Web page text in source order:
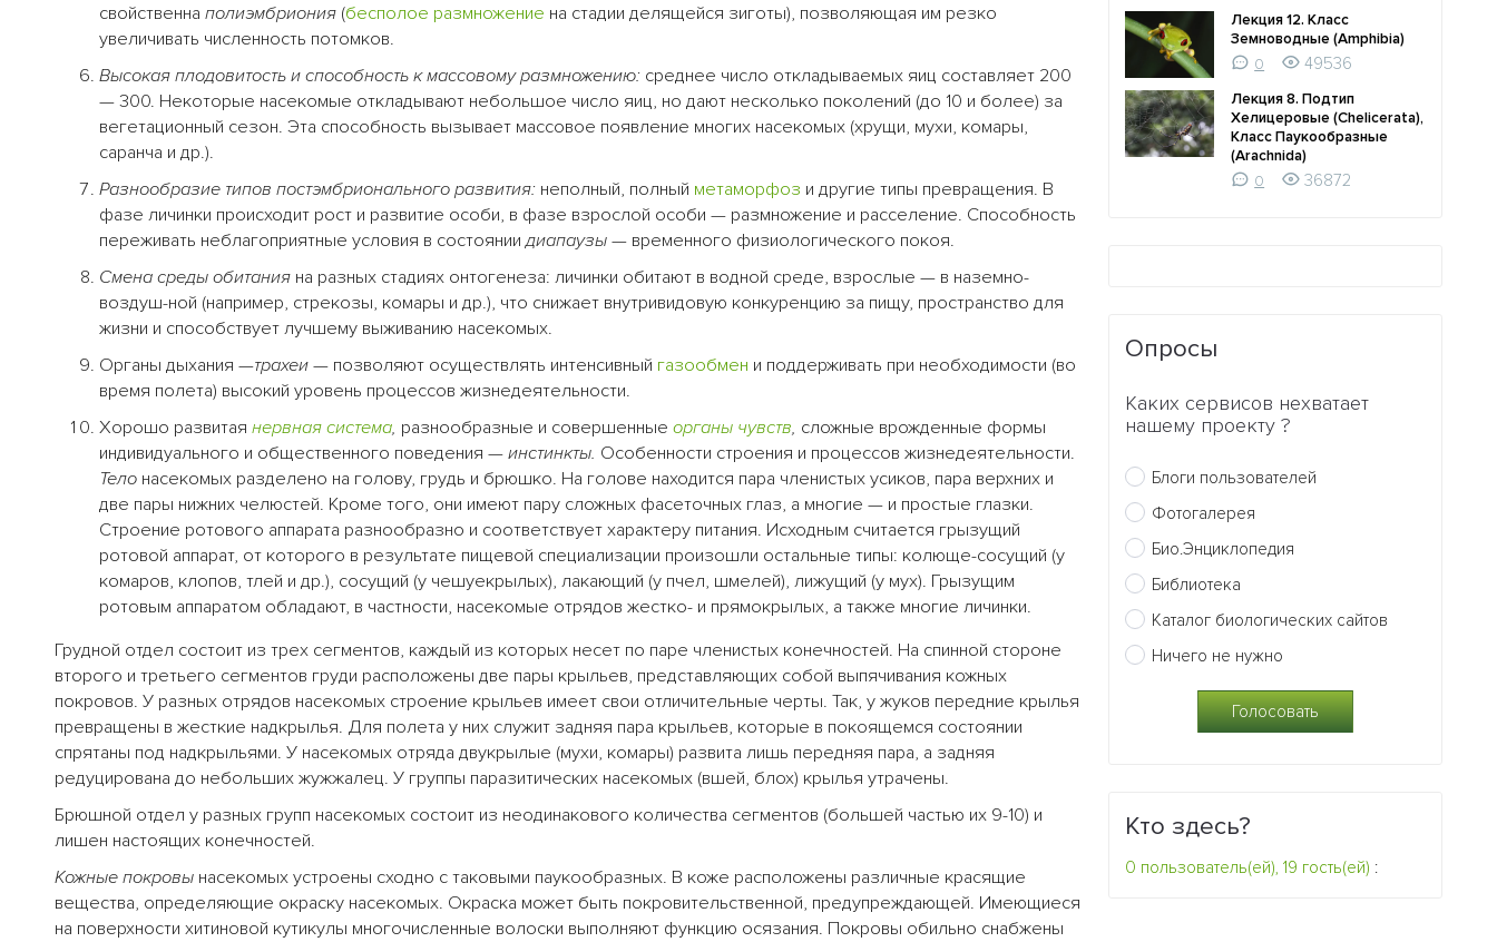
свойственна полиэмбриония (бесполое размножение на стадии делящейся зиготы), позволяющая им резко
увеличивать численность потомков.
Высокая плодовитость и способность к массовому размножению: среднее число откладываемых яиц составляет 200
— 300. Некоторые насекомые откладывают небольшое число яиц, но дают несколько поколений (до 10 и более) за
вегетационный сезон. Эта способность вызывает массовое появление многих насекомых (хрущи, мухи, комары,
саранча и др.).
Разнообразие типов постэмбрионального развития: неполный, полный метаморфоз и другие типы превращения. В
фазе личинки происходит рост и развитие особи, в фазе взрослой особи — размножение и расселение. Способность
переживать неблагоприятные условия в состояниидиапаузы — временного физиологического покоя.
Смена среды обитания на разных стадиях онтогенеза: личинки обитают в водной среде, взрослые — в наземно-
воздуш-ной (например, стрекозы, комары и др.), что снижает внутривидовую конкуренцию за пищу, пространство для
жизни и способствует лучшему выживанию насекомых.
Органы дыхания —трахеи — позволяют осуществлять интенсивный газообмен и поддерживать при необходимости (во
время полета) высокий уровень процессов жизнедеятельности.
Хорошо развитая нервная система, разнообразные и совершенные органы чувств, сложные врожденные формы
индивидуального и общественного поведения — инстинкты. Особенности строения и процессов жизнедеятельности.
Тело насекомых разделено на голову, грудь и брюшко. На голове находится пара членистых усиков, пара верхних и
две пары нижних челюстей. Кроме того, они имеют пару сложных фасеточных глаз, а многие — и простые глазки.
Строение ротового аппарата разнообразно и соответствует характеру питания. Исходным считается грызущий
ротовой аппарат, от которого в результате пищевой специализации произошли остальные типы: колюще-сосущий (у
комаров, клопов, тлей и др.), сосущий (у чешуекрылых), лакающий (у пчел, шмелей), лижущий (у мух). Грызущим
ротовым аппаратом обладают, в частности, насекомые отрядов жестко- и прямокрылых, а также многие личинки.
Грудной отдел состоит из трех сегментов, каждый из которых несет по паре членистых конечностей. На спинной стороне
второго и третьего сегментов груди расположены две пары крыльев, представляющих собой выпячивания кожных
покровов. У разных отрядов насекомых строение крыльев имеет свои отличительные черты. Так, у жуков передние крылья
превращены в жесткие надкрылья. Для полета у них служит задняя пара крыльев, которые в покоящемся состоянии
спрятаны под надкрыльями. У насекомых отряда двукрылые (мухи, комары) развита лишь передняя пара, а задняя
редуцирована до небольших жужжалец. У группы паразитических насекомых (вшей, блох) крылья утрачены.
Брюшной отдел у разных групп насекомых состоит из неодинакового количества сегментов (большей частью их 9-10) и
лишен настоящих конечностей.
Кожные покровы насекомых устроены сходно с таковыми паукообразных. В коже расположены различные красящие
вещества, определяющие окраску насекомых. Окраска может быть покровительственной, предупреждающей. Имеющиеся
на поверхности хитиновой кутикулы многочисленные волоски выполняют функцию осязания. Покровы обильно снабжены
Лекция 12. Класс
Земноводные (Amphibia)
0
49536
Лекция 8. Подтип
Хелицеровые (Chelicerata),
Класс Паукообразные
(Arachnida)
0
36872
Опросы
Каких сервисов нехватает
нашему проекту ?
Блоги пользователей
Фотогалерея
Био.Энциклопедия
Библиотека
Каталог биологических сайтов
Ничего не нужно
Кто здесь?
0 пользователь(ей), 19 гость(ей) :